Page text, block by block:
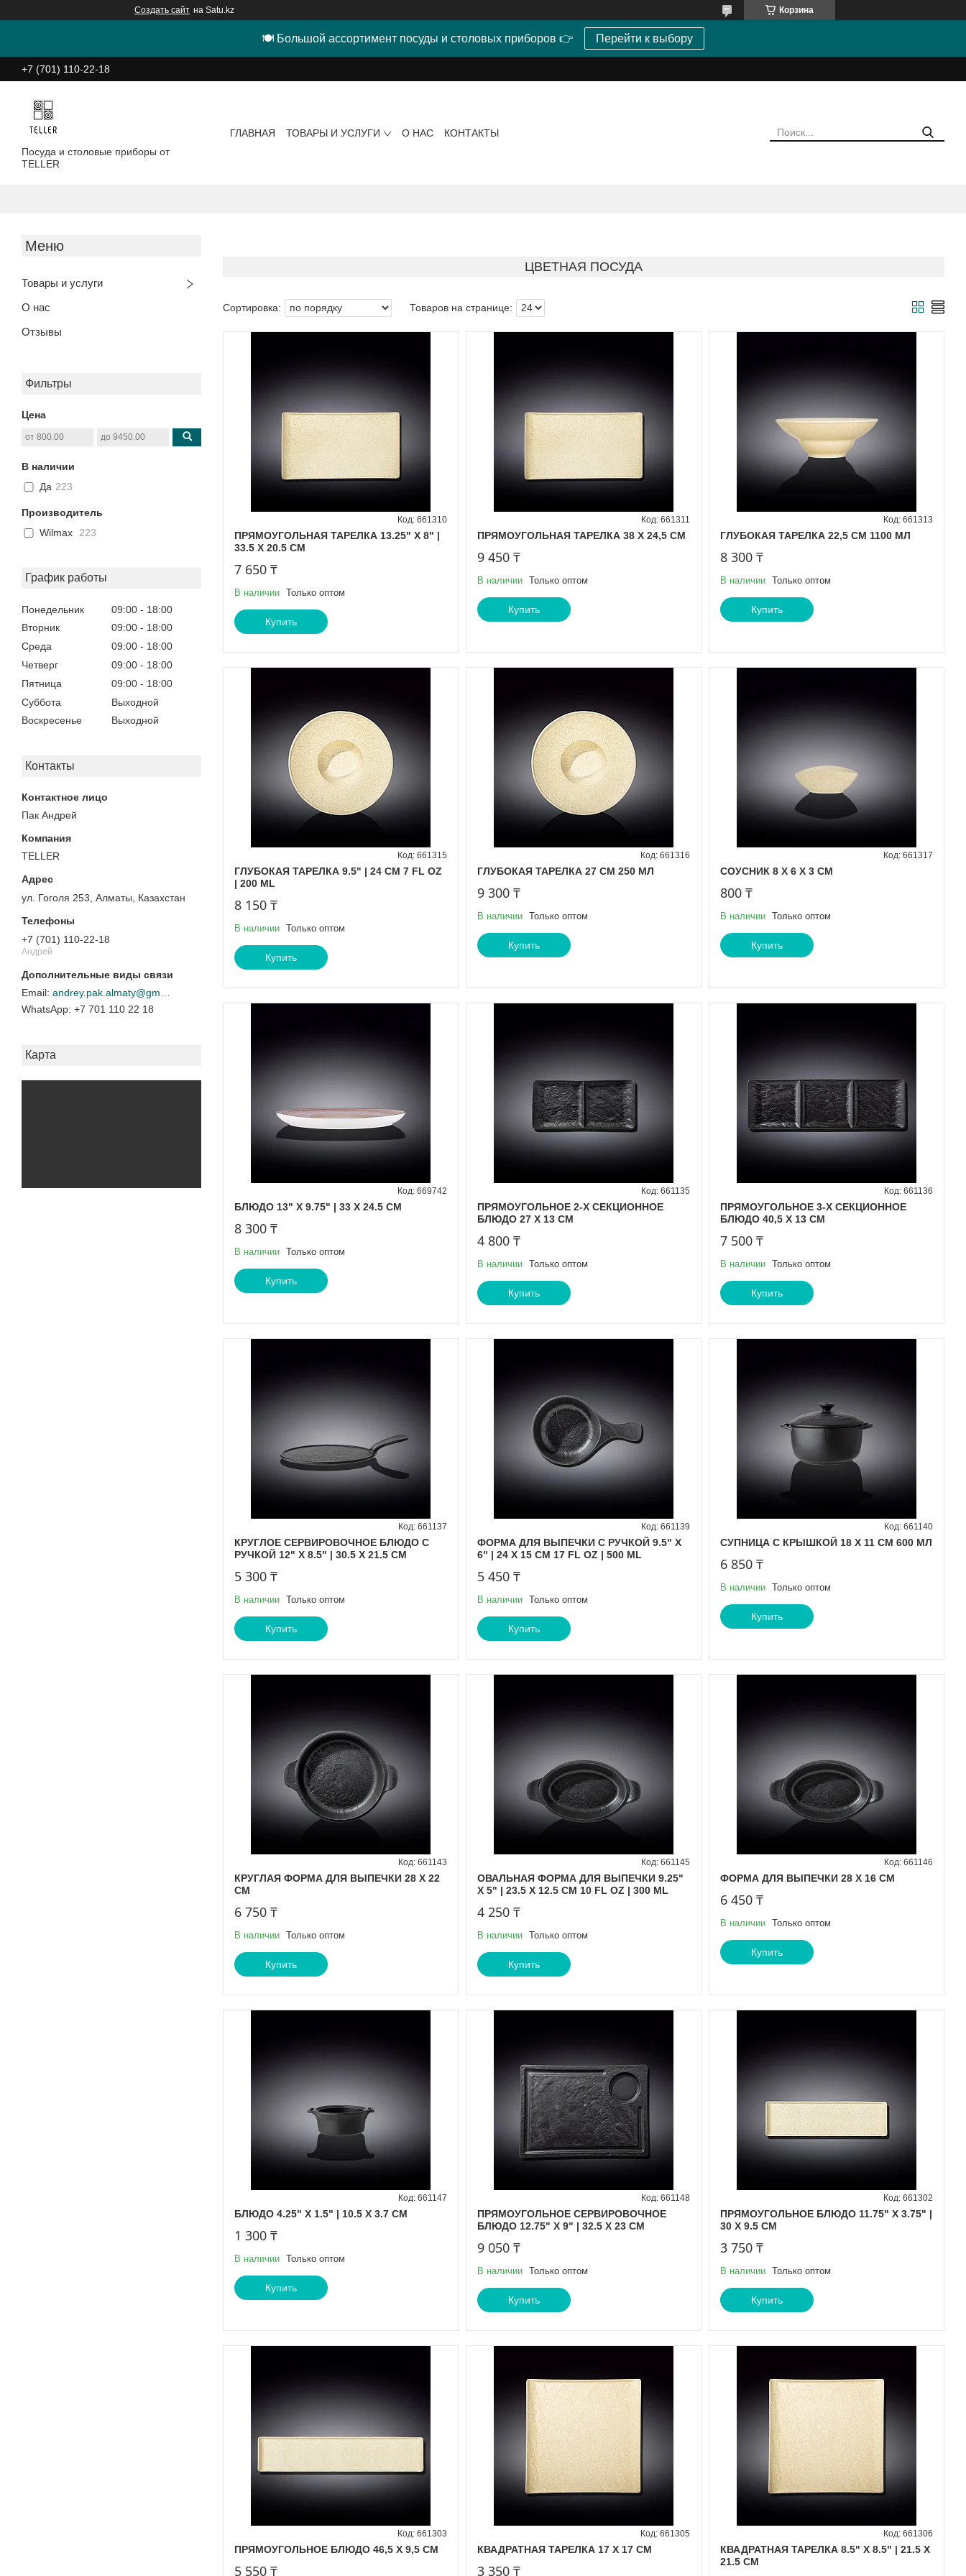
Создать сайт на Satu.kz Корзина
🍽 Большой ассортимент посуды и столовых приборов 👉 Перейти к выбору
+7 (701) 110-22-18
Посуда и столовые приборы от
TELLER
ГЛАВНАЯ ТОВАРЫ И УСЛУГИ О НАС КОНТАКТЫ
Товары и услуги
О нас
Отзывы
Фильтры
Цена
В наличии
Да 223
Производитель
Wilmax
223
График работы
Понедельник 09:00
18:00
Вторник
09:00
18:00
Среда
09:00
18:00
Четверг
09:00
18:00
Пятница
09:00
18:00
Суббота
Выходной
Воскресенье
Выходной
Контакты
Пак Андрей
TELLER
ул. Гоголя 253, Алматы, Казахстан
+7 (701) 110-22-18
Андрей
+7 701 110 22 18
Карта
ЦВЕТНАЯ ПОСУДА
ПРЯМОУГОЛЬНАЯ ТАРЕЛКА 13.25" X 8" |
33.5 X 20.5 CM
661310
7 650 ₸
В наличии Только оптом
Купить
ПРЯМОУГОЛЬНАЯ ТАРЕЛКА 38 X 24,5 CM
661311
9 450 ₸
В наличии Только оптом
Купить
ГЛУБОКАЯ ТАРЕЛКА 22,5 СМ 1100 МЛ
661313
8 300 ₸
В наличии Только оптом
Купить
ГЛУБОКАЯ ТАРЕЛКА 9.5" | 24 CM 7 FL OZ
| 200 ML
661315
8 150 ₸
В наличии Только оптом
Купить
ГЛУБОКАЯ ТАРЕЛКА 27 СМ 250 МЛ
661316
9 300 ₸
В наличии Только оптом
Купить
СОУСНИК 8 Х 6 Х 3 СМ
661317
800 ₸
В наличии Только оптом
Купить
БЛЮДО 13" X 9.75" | 33 X 24.5 CM
669742
8 300 ₸
В наличии Только оптом
Купить
ПРЯМОУГОЛЬНОЕ 2-Х СЕКЦИОННОЕ
БЛЮДО 27 X 13 CM
661135
4 800 ₸
В наличии Только оптом
Купить
ПРЯМОУГОЛЬНОЕ 3-Х СЕКЦИОННОЕ
БЛЮДО 40,5 X 13 CM
661136
7 500 ₸
В наличии Только оптом
Купить
КРУГЛОЕ СЕРВИРОВОЧНОЕ БЛЮДО С
РУЧКОЙ 12" X 8.5" | 30.5 X 21.5 CM
661137
5 300 ₸
В наличии Только оптом
Купить
ФОРМА ДЛЯ ВЫПЕЧКИ С РУЧКОЙ 9.5" X
6" | 24 X 15 CM 17 FL OZ | 500 ML
661139
5 450 ₸
В наличии Только оптом
Купить
СУПНИЦА С КРЫШКОЙ 18 Х 11 СМ 600 МЛ
661140
6 850 ₸
В наличии Только оптом
Купить
КРУГЛАЯ ФОРМА ДЛЯ ВЫПЕЧКИ 28 Х 22
СМ
661143
6 750 ₸
В наличии Только оптом
Купить
ОВАЛЬНАЯ ФОРМА ДЛЯ ВЫПЕЧКИ 9.25"
X 5" | 23.5 X 12.5 CM 10 FL OZ | 300 ML
661145
4 250 ₸
В наличии Только оптом
Купить
ФОРМА ДЛЯ ВЫПЕЧКИ 28 Х 16 СМ
661146
6 450 ₸
В наличии Только оптом
Купить
БЛЮДО 4.25" X 1.5" | 10.5 X 3.7 CM
661147
1 300 ₸
В наличии Только оптом
Купить
ПРЯМОУГОЛЬНОЕ СЕРВИРОВОЧНОЕ
БЛЮДО 12.75" X 9" | 32.5 X 23 CM
661148
9 050 ₸
В наличии Только оптом
Купить
ПРЯМОУГОЛЬНОЕ БЛЮДО 11.75" X 3.75" |
30 X 9.5 CM
661302
3 750 ₸
В наличии Только оптом
Купить
ПРЯМОУГОЛЬНОЕ БЛЮДО 46,5 X 9,5 СМ
661303
5 550 ₸
КВАДРАТНАЯ ТАРЕЛКА 17 Х 17 СМ
661305
3 350 ₸
КВАДРАТНАЯ ТАРЕЛКА 8.5" X 8.5" | 21.5 X
21.5 CM
661306